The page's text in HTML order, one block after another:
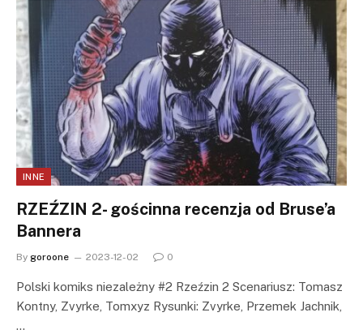
INNE
RZEŹZIN 2- gościnna recenzja od Bruse’a
Bannera
By goroone 2023-12-02 0
Polski komiks niezależny #2 Rzeźzin 2 Scenariusz: Tomasz
Kontny, Zvyrke, Tomxyz Rysunki: Zvyrke, Przemek Jachnik,
…